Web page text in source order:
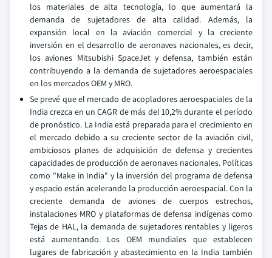
los materiales de alta tecnología, lo que aumentará la
demanda de sujetadores de alta calidad. Además, la
expansión local en la aviación comercial y la creciente
inversión en el desarrollo de aeronaves nacionales, es decir,
los aviones Mitsubishi SpaceJet y defensa, también están
contribuyendo a la demanda de sujetadores aeroespaciales
en los mercados OEM y MRO.
Se prevé que el mercado de acopladores aeroespaciales de la
India crezca en un CAGR de más del 10,2% durante el período
de pronóstico. La India está preparada para el crecimiento en
el mercado debido a su creciente sector de la aviación civil,
ambiciosos planes de adquisición de defensa y crecientes
capacidades de producción de aeronaves nacionales. Políticas
como "Make in India" y la inversión del programa de defensa
y espacio están acelerando la producción aeroespacial. Con la
creciente demanda de aviones de cuerpos estrechos,
instalaciones MRO y plataformas de defensa indígenas como
Tejas de HAL, la demanda de sujetadores rentables y ligeros
está aumentando. Los OEM mundiales que establecen
lugares de fabricación y abastecimiento en la India también